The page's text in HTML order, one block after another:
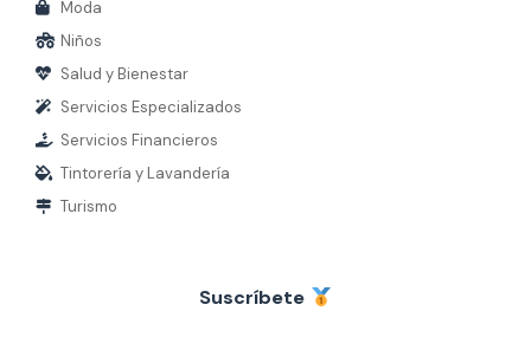
Moda
Niños
Salud y Bienestar
Servicios Especializados
Servicios Financieros
Tintorería y Lavandería
Turismo
Suscríbete